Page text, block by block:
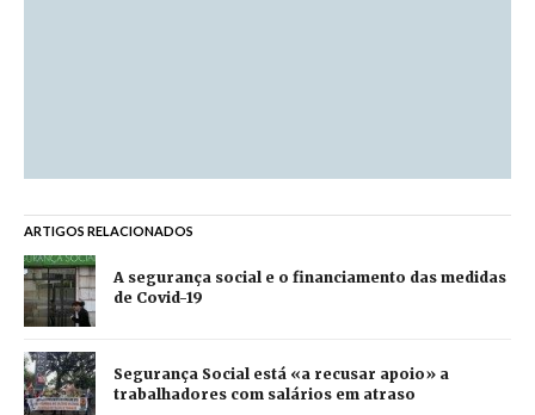
ARTIGOS RELACIONADOS
A segurança social e o financiamento das medidas
de Covid-19
Segurança Social está «a recusar apoio» a
trabalhadores com salários em atraso